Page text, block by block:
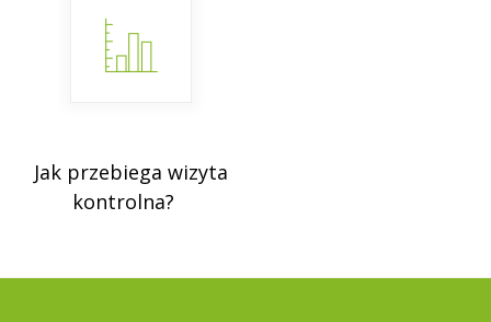
Jak przebiega wizyta
kontrolna?